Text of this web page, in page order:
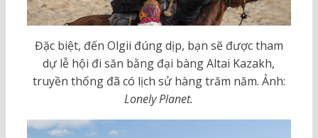
Đặc biệt, đến Olgii đúng dịp, bạn sẽ được tham
dự lễ hội đi săn bằng đại bàng Altai Kazakh,
truyền thống đã có lịch sử hàng trăm năm. Ảnh:
Lonely Planet.